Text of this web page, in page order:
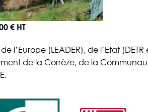
€ HT
(LEADER), de l’Etat (DETR
de la Corrèze, de la